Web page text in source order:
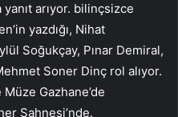
arıyor. bilinçsizce
yazdığı, Nihat
Soğukçay, Pınar Demiral,
Soner Dinç rol alıyor.
Gazhane’de
Sahnesi’nde.